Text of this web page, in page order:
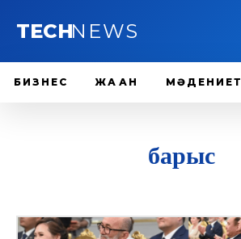
TECHNEWS
БИЗНЕС ЖАҺАН МӘДЕНИЕТ
барыс